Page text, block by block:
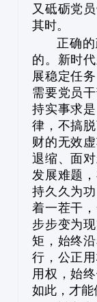
又砥砺党
其时。
正确
的。新时
展稳定任
需要党员
持实事求
律，不搞
财的无效
退缩、面
发展难题
持久久为
着一茬干
步步变为
矩，始终
行，公正
用权，始
如此，才能